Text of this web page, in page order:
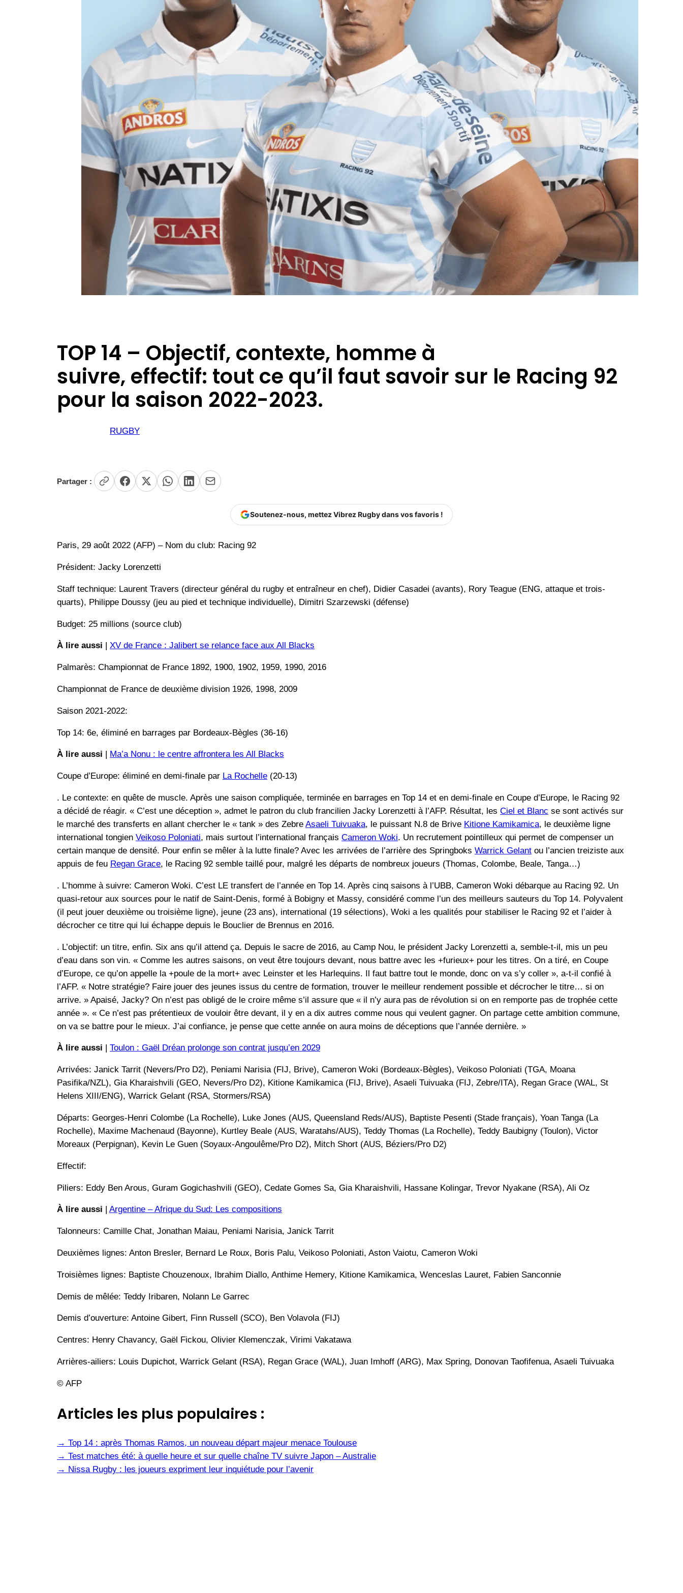
TOP 14 – Objectif, contexte, homme à
suivre, effectif: tout ce qu’il faut savoir sur le Racing 92
pour la saison 2022-2023.
RUGBY
Partager :
Soutenez-nous, mettez Vibrez Rugby dans vos favoris !
Paris, 29 août 2022 (AFP) – Nom du club: Racing 92
Président: Jacky Lorenzetti
Staff technique: Laurent Travers (directeur général du rugby et entraîneur en chef), Didier Casadei (avants), Rory Teague (ENG, attaque et trois-
quarts), Philippe Doussy (jeu au pied et technique individuelle), Dimitri Szarzewski (défense)
Budget: 25 millions (source club)
À lire aussi XV de France : Jalibert se relance face aux All Blacks
Palmarès: Championnat de France 1892, 1900, 1902, 1959, 1990, 2016
Championnat de France de deuxième division 1926, 1998, 2009
Saison 2021-2022:
Top 14: 6e, éliminé en barrages par Bordeaux-Bègles (36-16)
À lire aussi Ma’a Nonu : le centre affrontera les All Blacks
Coupe d’Europe: éliminé en demi-finale par La Rochelle (20-13)
. Le contexte: en quête de muscle. Après une saison compliquée, terminée en barrages en Top 14 et en demi-finale en Coupe d’Europe, le Racing 92
a décidé de réagir. « C’est une déception », admet le patron du club francilien Jacky Lorenzetti à l’AFP. Résultat, les Ciel et Blanc se sont activés sur
le marché des transferts en allant chercher le « tank » des Zebre Asaeli Tuivuaka, le puissant N.8 de Brive Kitione Kamikamica, le deuxième ligne
international tongien Veikoso Poloniati, mais surtout l’international français Cameron Woki. Un recrutement pointilleux qui permet de compenser un
certain manque de densité. Pour enfin se mêler à la lutte finale? Avec les arrivées de l’arrière des Springboks Warrick Gelant ou l’ancien treiziste aux
appuis de feu Regan Grace, le Racing 92 semble taillé pour, malgré les départs de nombreux joueurs (Thomas, Colombe, Beale, Tanga…)
. L’homme à suivre: Cameron Woki. C’est LE transfert de l’année en Top 14. Après cinq saisons à l’UBB, Cameron Woki débarque au Racing 92. Un
quasi-retour aux sources pour le natif de Saint-Denis, formé à Bobigny et Massy, considéré comme l’un des meilleurs sauteurs du Top 14. Polyvalent
(il peut jouer deuxième ou troisième ligne), jeune (23 ans), international (19 sélections), Woki a les qualités pour stabiliser le Racing 92 et l’aider à
décrocher ce titre qui lui échappe depuis le Bouclier de Brennus en 2016.
. L’objectif: un titre, enfin. Six ans qu’il attend ça. Depuis le sacre de 2016, au Camp Nou, le président Jacky Lorenzetti a, semble-t-il, mis un peu
d’eau dans son vin. « Comme les autres saisons, on veut être toujours devant, nous battre avec les +furieux+ pour les titres. On a tiré, en Coupe
d’Europe, ce qu’on appelle la +poule de la mort+ avec Leinster et les Harlequins. Il faut battre tout le monde, donc on va s’y coller », a-t-il confié à
l’AFP. « Notre stratégie? Faire jouer des jeunes issus du centre de formation, trouver le meilleur rendement possible et décrocher le titre… si on
arrive. » Apaisé, Jacky? On n’est pas obligé de le croire même s’il assure que « il n’y aura pas de révolution si on en remporte pas de trophée cette
année ». « Ce n’est pas prétentieux de vouloir être devant, il y en a dix autres comme nous qui veulent gagner. On partage cette ambition commune,
on va se battre pour le mieux. J’ai confiance, je pense que cette année on aura moins de déceptions que l’année dernière. »
À lire aussi Toulon : Gaël Dréan prolonge son contrat jusqu’en 2029
Arrivées: Janick Tarrit (Nevers/Pro D2), Peniami Narisia (FIJ, Brive), Cameron Woki (Bordeaux-Bègles), Veikoso Poloniati (TGA, Moana
Pasifika/NZL), Gia Kharaishvili (GEO, Nevers/Pro D2), Kitione Kamikamica (FIJ, Brive), Asaeli Tuivuaka (FIJ, Zebre/ITA), Regan Grace (WAL, St
Helens XIII/ENG), Warrick Gelant (RSA, Stormers/RSA)
Départs: Georges-Henri Colombe (La Rochelle), Luke Jones (AUS, Queensland Reds/AUS), Baptiste Pesenti (Stade français), Yoan Tanga (La
Rochelle), Maxime Machenaud (Bayonne), Kurtley Beale (AUS, Waratahs/AUS), Teddy Thomas (La Rochelle), Teddy Baubigny (Toulon), Victor
Moreaux (Perpignan), Kevin Le Guen (Soyaux-Angoulême/Pro D2), Mitch Short (AUS, Béziers/Pro D2)
Effectif:
Piliers: Eddy Ben Arous, Guram Gogichashvili (GEO), Cedate Gomes Sa, Gia Kharaishvili, Hassane Kolingar, Trevor Nyakane (RSA), Ali Oz
À lire aussi Argentine – Afrique du Sud: Les compositions
Talonneurs: Camille Chat, Jonathan Maiau, Peniami Narisia, Janick Tarrit
Deuxièmes lignes: Anton Bresler, Bernard Le Roux, Boris Palu, Veikoso Poloniati, Aston Vaiotu, Cameron Woki
Troisièmes lignes: Baptiste Chouzenoux, Ibrahim Diallo, Anthime Hemery, Kitione Kamikamica, Wenceslas Lauret, Fabien Sanconnie
Demis de mêlée: Teddy Iribaren, Nolann Le Garrec
Demis d’ouverture: Antoine Gibert, Finn Russell (SCO), Ben Volavola (FIJ)
Centres: Henry Chavancy, Gaël Fickou, Olivier Klemenczak, Virimi Vakatawa
Arrières-ailiers: Louis Dupichot, Warrick Gelant (RSA), Regan Grace (WAL), Juan Imhoff (ARG), Max Spring, Donovan Taofifenua, Asaeli Tuivuaka
© AFP
Articles les plus populaires :
→ Top 14 : après Thomas Ramos, un nouveau départ majeur menace Toulouse
→ Test matches été: à quelle heure et sur quelle chaîne TV suivre Japon – Australie
→ Nissa Rugby : les joueurs expriment leur inquiétude pour l’avenir